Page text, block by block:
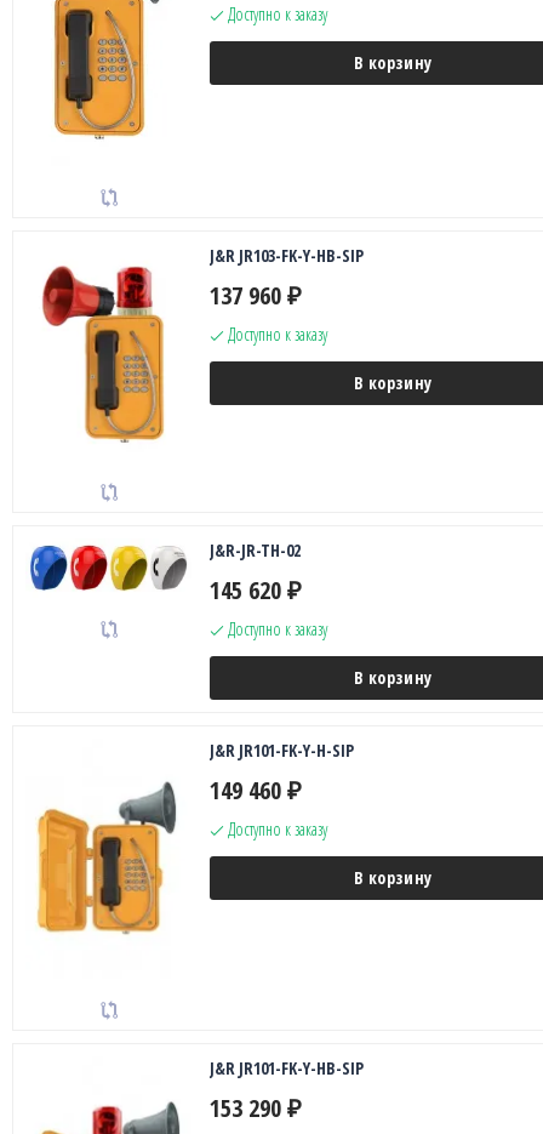
Доступно к заказу
В корзину
J&R JR103-FK-Y-HB-SIP
137 960 ₽
Доступно к заказу
В корзину
J&R-JR-TH-02
145 620 ₽
Доступно к заказу
В корзину
J&R JR101-FK-Y-H-SIP
149 460 ₽
Доступно к заказу
В корзину
J&R JR101-FK-Y-HB-SIP
153 290 ₽